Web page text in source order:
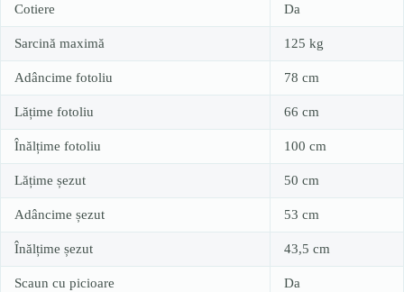
Cotiere Da
Sarcină maximă 125 kg
Adâncime fotoliu 78 cm
Lățime fotoliu 66 cm
Înălțime fotoliu 100 cm
Lățime șezut 50 cm
Adâncime șezut 53 cm
Înălțime șezut 43,5 cm
Scaun cu picioare Da